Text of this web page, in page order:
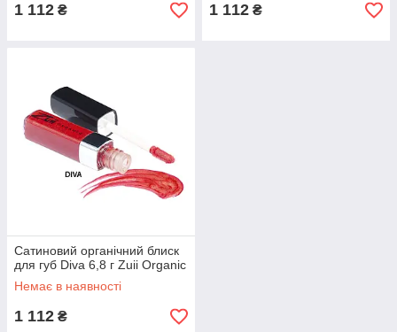
1 112 ₴ 1 112 ₴
Сатиновий органічний блиск
для губ Diva 6,8 г Zuii Organic
Немає в наявності
1 112 ₴